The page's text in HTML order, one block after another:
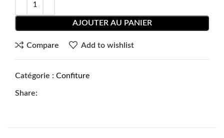
AJOUTER AU PANIER
Compare Add to wishlist
Catégorie : Confiture
Share: